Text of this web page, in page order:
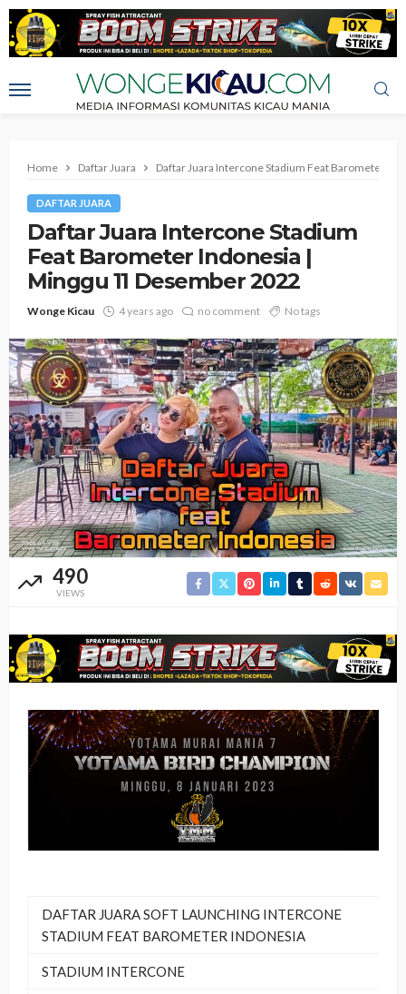
Home Daftar Juara Daftar Juara Intercone Stadium Feat Barometer
DAFTAR JUARA
Daftar Juara Intercone Stadium
Feat Barometer Indonesia |
Minggu 11 Desember 2022
Wonge Kicau 4 years ago no comment No tags
490
VIEWS
DAFTAR JUARA SOFT LAUNCHING INTERCONE
STADIUM FEAT BAROMETER INDONESIA
STADIUM INTERCONE